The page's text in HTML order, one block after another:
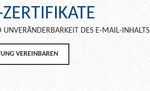
DES E-MAIL-INHALTS
VEREINBAREN